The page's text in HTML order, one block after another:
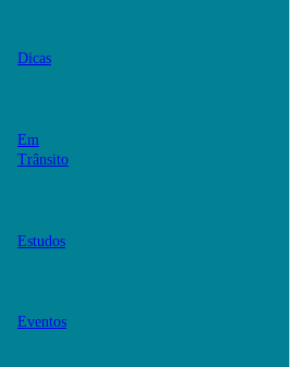
Dicas
Em
Trânsito
Estudos
Eventos